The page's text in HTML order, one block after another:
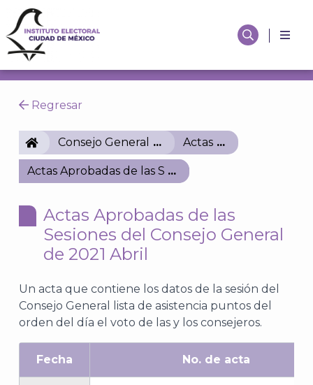
Regresar
IECMConsejo General Actas
Actas Aprobadas de las Sesiones del Consejo
Actas Aprobadas de las
Sesiones del Consejo General
de 2021 Abril
Un acta que contiene los datos de la sesión del
Consejo General lista de asistencia puntos del
orden del día el voto de las y los consejeros.
Fecha No. de acta